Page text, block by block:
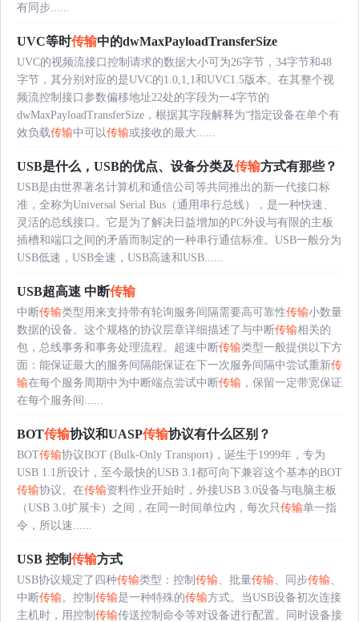
有同步......
UVC等时传输中的dwMaxPayloadTransferSize
UVC的视频流接口控制请求的数据大小可为26字节，34字节和48
字节，其分别对应的是UVC的1.0,1,1和UVC1.5版本。在其整个视
频流控制接口参数偏移地址22处的字段为一4字节的
dwMaxPayloadTransferSize，根据其字段解释为“指定设备在单个有
效负载传输中可以传输或接收的最大......
USB是什么，USB的优点、设备分类及传输方式有那些？
USB是由世界著名计算机和通信公司等共同推出的新一代接口标
准，全称为Universal Serial Bus（通用串行总线），是一种快速、
灵活的总线接口。它是为了解决日益增加的PC外设与有限的主板
插槽和端口之间的矛盾而制定的一种串行通信标准。USB一般分为
USB低速，USB全速，USB高速和USB......
USB超高速 中断传输
中断传输类型用来支持带有轮询服务间隔需要高可靠性传输小数量
数据的设备。这个规格的协议层章详细描述了与中断传输相关的
包，总线事务和事务处理流程。超速中断传输类型一般提供以下方
面：能保证最大的服务间隔能保证在下一次服务间隔中尝试重新传
输在每个服务周期中为中断端点尝试中断传输 ，保留一定带宽保证
在每个服务间......
BOT传输协议和UASP传输协议有什么区别？
BOT传输协议BOT (Bulk-Only Transport)，诞生于1999年，专为
USB 1.1所设计，至今最快的USB 3.1都可向下兼容这个基本的BOT
传输协议。在传输资料作业开始时，外接USB 3.0设备与电脑主板
（USB 3.0扩展卡）之间，在同一时间单位内，每次只 传输单一指
令，所以速......
USB 控制传输方式
USB协议规定了四种传输类型：控制 传输 、批量传输 、同步传输
中断传输。控制 传输是一种特殊的传输方式。当USB设备初次连接
主机时，用控制 传输传送控制命令等对设备进行配置。同时设备接